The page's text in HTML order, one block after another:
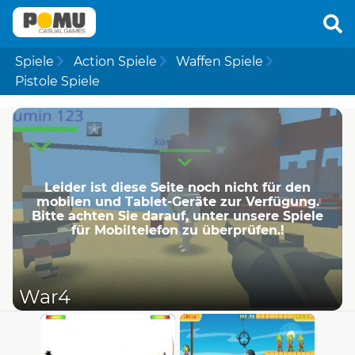
Spiele Action Spiele
Waffen Spiele
Pistole Spiele
Leider ist diese Seite noch nicht für den
mobilen und Tablet-Geräte zur Verfügung.
Bitte achten Sie darauf, unter unsere Spiele
für Mobiltelefon zu überprüfen.!
War4